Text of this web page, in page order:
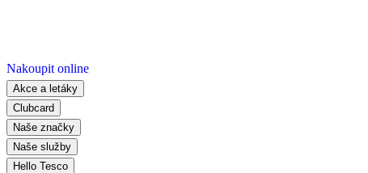
Nakoupit online
Akce a letáky
Clubcard
Naše značky
Naše služby
Hello Tesco